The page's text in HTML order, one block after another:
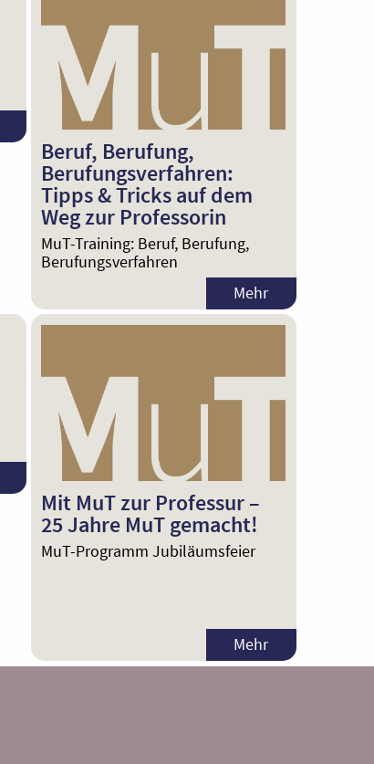
Beruf, Berufung,
Berufungsverfahren:
Tipps & Tricks auf dem
Weg zur Professorin
MuT-Training: Beruf, Berufung,
Berufungsverfahren
Mehr
Mit MuT zur Professur –
25 Jahre MuT gemacht!
MuT-Programm Jubiläumsfeier
Mehr